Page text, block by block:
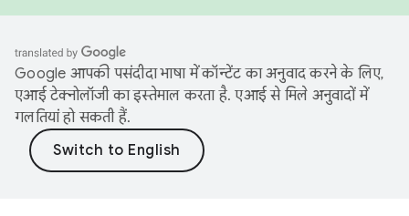
Google आपकी पसंदीदा भाषा में कॉन्टेंट का अनुवाद करने के लिए,
एआई टेक्नोलॉजी का इस्तेमाल करता है. एआई से मिले अनुवादों में
गलतियां हो सकती हैं.